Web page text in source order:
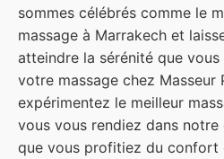
sommes célébrés comme le
massage à Marrakech et
atteindre la sérénité que vous
votre massage chez Masseur
expérimentez le meilleur
vous vous rendiez dans notre
que vous profitiez du confort